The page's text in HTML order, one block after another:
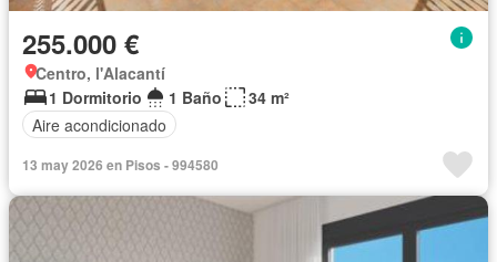
255.000 €
Centro, l'Alacantí
1 Dormitorio
1 Baño
34 m²
Aire acondicionado
13 may 2026 en Pisos - 994580